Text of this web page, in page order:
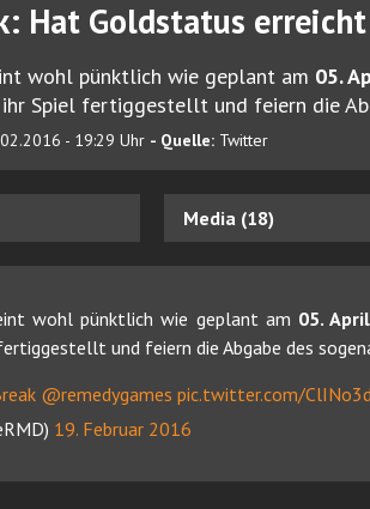
Hat Goldstatus erreicht
wohl pünktlich wie geplant am 05.
Spiel fertiggestellt und feiern die
- 19:29 Uhr - Quelle: Twitter
Media (18)
wohl pünktlich wie geplant am 05.
und feiern die Abgabe des
@remedygames pic.twitter.com/
19. Februar 2016